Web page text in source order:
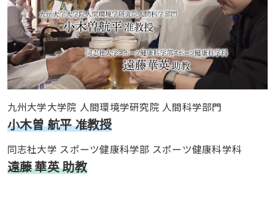
九州大学大学院 人間環境学研究院 人間科学部門
小木曽 航平 准教授
同志社大学 スポーツ健康科学部 スポーツ健康科学科
遠藤 華英 助教